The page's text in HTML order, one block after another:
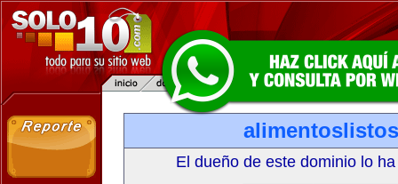
El dueño de este dominio lo